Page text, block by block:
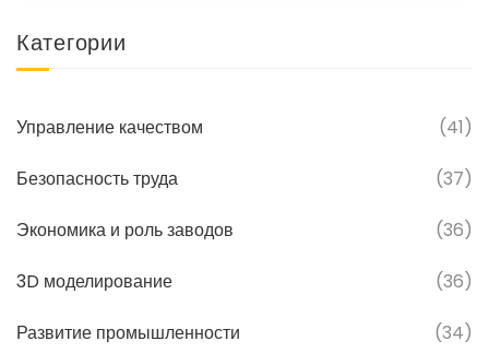
Категории
Управление качеством (41)
Безопасность труда (37)
Экономика и роль заводов (36)
3D моделирование (36)
Развитие промышленности (34)